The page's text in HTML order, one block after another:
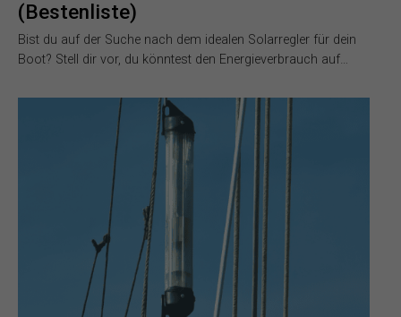
(Bestenliste)
Bist du auf der Suche nach dem idealen Solarregler für dein
Boot? Stell dir vor, du könntest den Energieverbrauch auf…